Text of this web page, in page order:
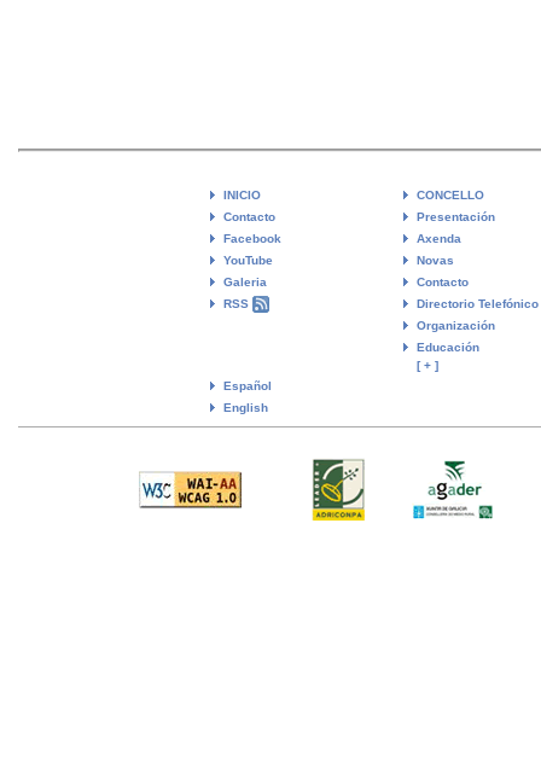
INICIO
Contacto
Facebook
YouTube
Galeria
RSS
Español
English
CONCELLO
Presentación
Axenda
Novas
Contacto
Directorio Telefónico
Organización
Educación
[ + ]